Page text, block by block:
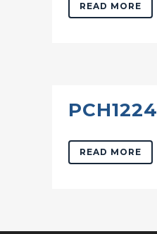
READ MORE
PCH1224
READ MORE